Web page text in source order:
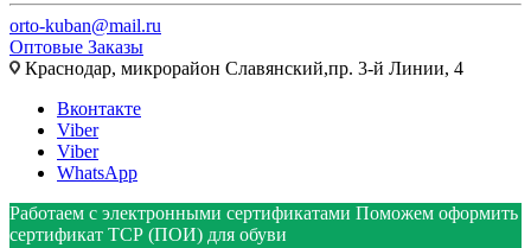
orto-kuban@mail.ru
Оптовые Заказы
Краснодар, микрорайон Славянский,пр. 3-й Линии, 4
Вконтакте
Viber
Viber
WhatsApp
Работаем с электронными сертификатами Поможем оформить
сертификат ТСР (ПОИ) для обуви